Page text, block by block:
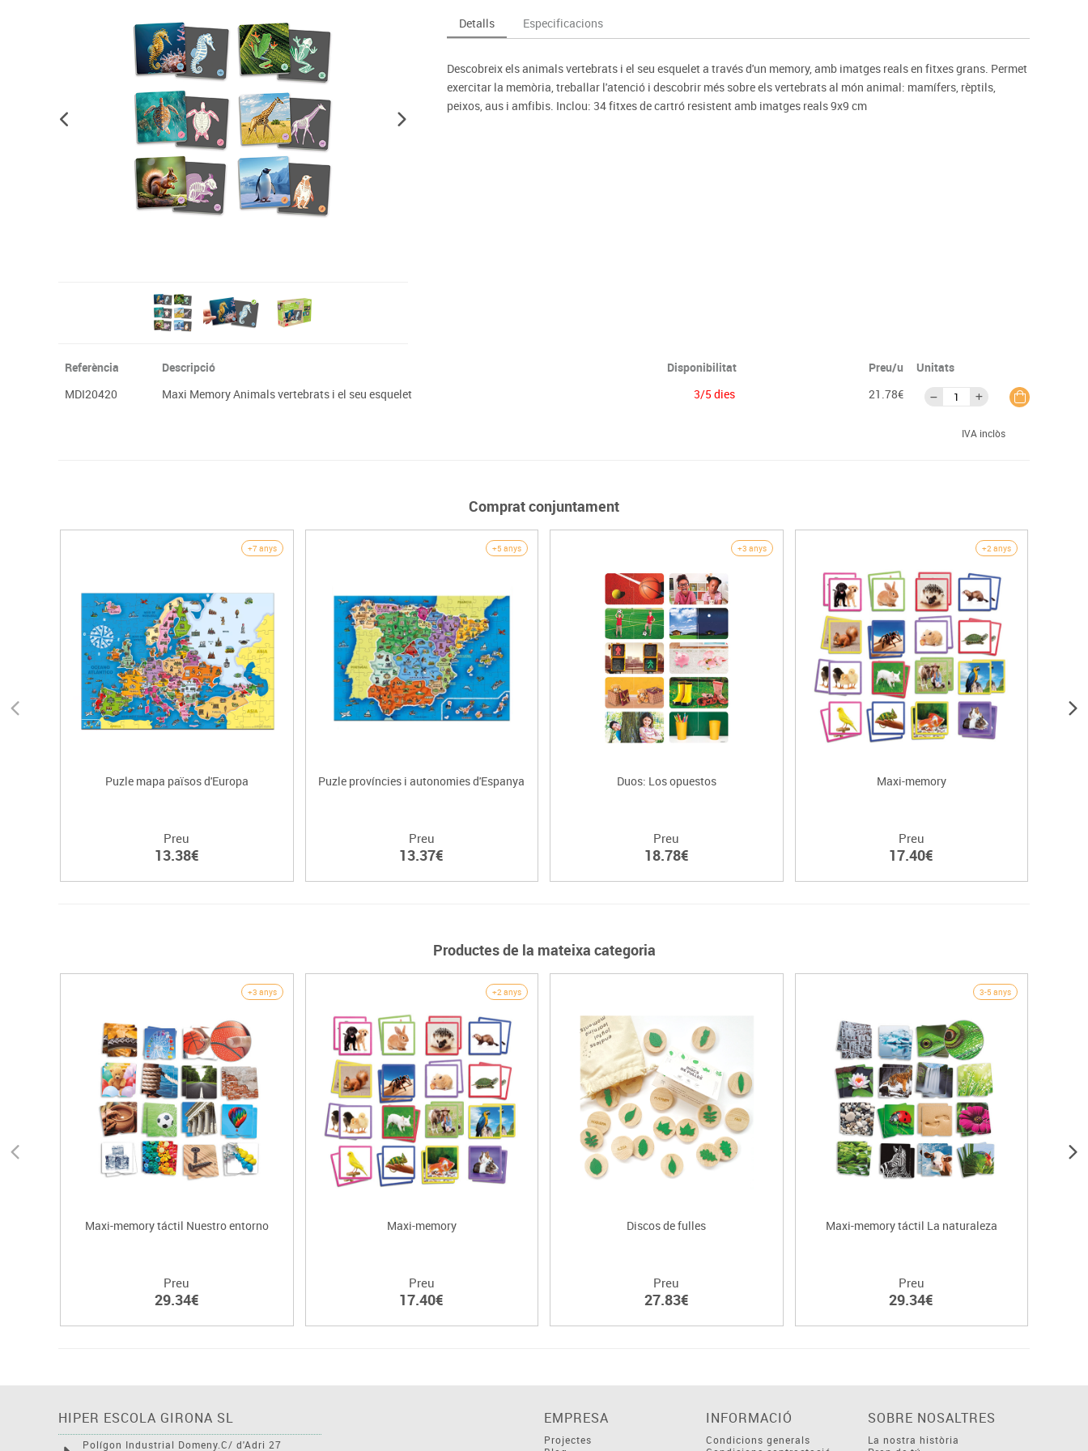
Plastificació, enquadernació i destrucció
Dibuix tècnic i artístic
Material escolar
Espais exteriors
Psicomotricitat
Jocs simbòlics
Monitors interactius
Videoprojecció
Taules escolars, abatibles i polivalents
Penjadors, prestatges i taquilles
Cadires, bancs i tamborets
Entrenament
Foam
Esports raqueta
Gimnàstica rítmica
Detalls Especificacions
Descobreix els animals vertebrats i el seu esquelet a través d'un memory, amb imatges reals en fitxes grans. Permet
exercitar la memòria, treballar l'atenció i descobrir més sobre els vertebrats al món animal: mamífers, rèptils,
peixos, aus i amfibis. Inclou: 34 fitxes de cartró resistent amb imatges reals 9x9 cm
Referència Descripció Disponibilitat Preu/u
Unitats
MDI20420
Maxi Memory Animals vertebrats i el seu esquelet 3/5 dies 21.78€
IVA inclòs
Comprat conjuntament
+7 anys
Puzle mapa països d'Europa
Preu
13.38€
+5 anys
Puzle províncies i autonomies d'Espanya
Preu
13.37€
+3 anys
Duos: Los opuestos
Preu
18.78€
+2 anys
Maxi-memory
Preu
17.40€
Productes de la mateixa categoria
+3 anys
Maxi-memory táctil Nuestro entorno
Preu
29.34€
+2 anys
Maxi-memory
Preu
17.40€
Discos de fulles
Preu
27.83€
3-5 anys
Maxi-memory táctil La naturaleza
Preu
29.34€
HIPER ESCOLA GIRONA SL
Polígon Industrial Domeny.C/ d'Adri 27
EMPRESA
Projectes
INFORMACIÓ
Condicions generals
SOBRE NOSALTRES
La nostra història